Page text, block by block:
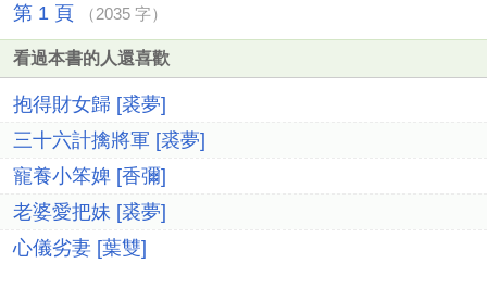
第 1 頁 （2035 字）
看過本書的人還喜歡
抱得財女歸 [裘夢]
三十六計擒將軍 [裘夢]
寵養小笨婢 [香彌]
老婆愛把妹 [裘夢]
心儀劣妻 [葉雙]